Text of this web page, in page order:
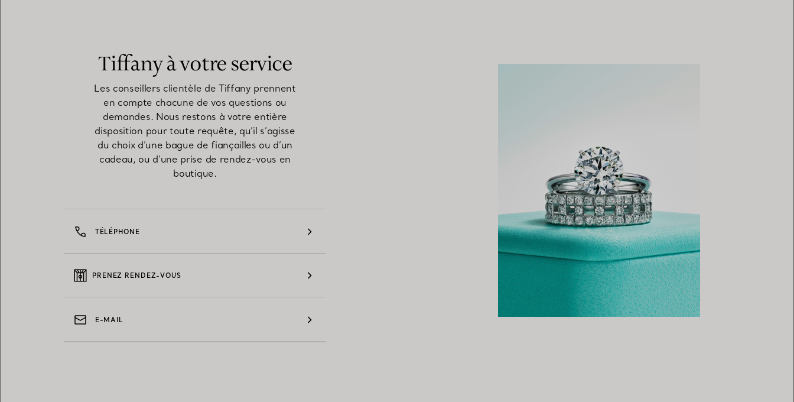
Tiffany à votre service
Les conseillers clientèle de Tiffany prennent
en compte chacune de vos questions ou
demandes. Nous restons à votre entière
disposition pour toute requête, qu’il s’agisse
du choix d’une bague de fiançailles ou d’un
cadeau, ou d’une prise de rendez-vous en
boutique.
TÉLÉPHONE
PRENEZ RENDEZ-VOUS
E-MAIL